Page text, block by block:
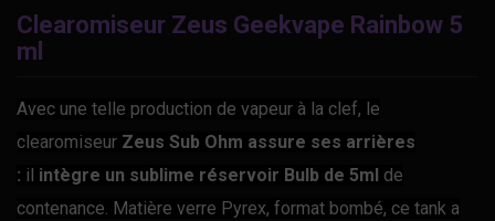
Clearomiseur Zeus Geekvape Rainbow 5
ml
Avec une telle production de vapeur à la clef, le
clearomiseur Zeus Sub Ohm assure ses arrières
: il intègre un sublime réservoir Bulb de 5ml de
contenance. Matière verre Pyrex, format bombé, ce tank a